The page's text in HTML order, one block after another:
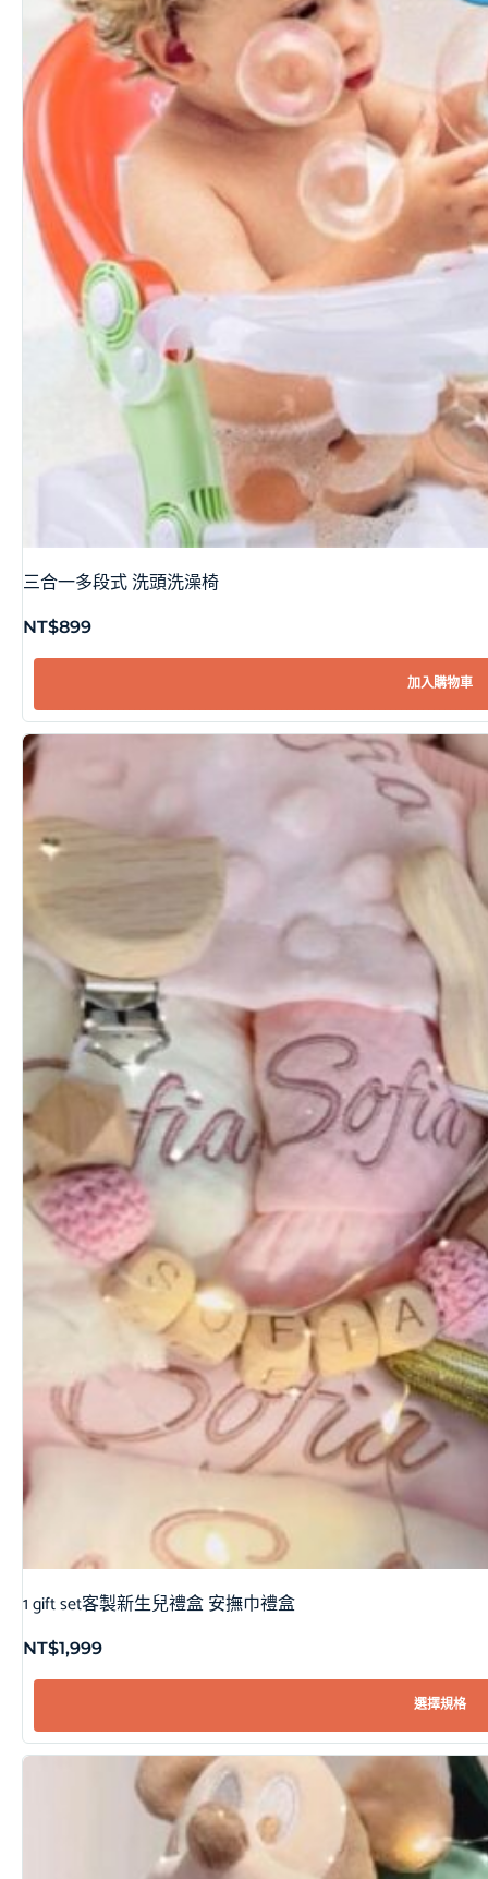
三合一多段式 洗頭洗澡椅
NT$899
加入購物車
1 gift set客製新生兒禮盒 安撫巾禮盒
NT$1,999
選擇規格